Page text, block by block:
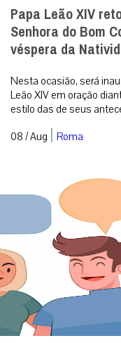
Papa Leão XIV
Senhora do Bom
véspera da
Nesta ocasião, será
Leão XIV em oração
estilo das de seus
08 / Aug | Roma